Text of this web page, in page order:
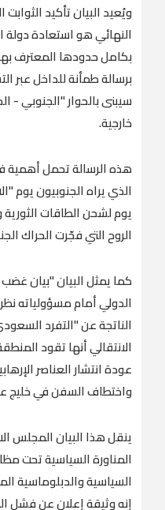
ويُعيد البيان تأكيد
النهائي هو استعادة دولة
برسالة طمأنة للداخل عبر
سيبنى بالحوار "الجنوبي -
خارجية.
الذي يراه الجنوبيون يوم
يوم لشحن الطاقات الثورية
الروح التي فجّرت الحراك
كما يمثل البيان "بيان
الدولي أمام مسؤولياته
الناتجة عن "التفرد
الانتقالي أنها تقود
عودة انتشار العناصر
واختطاف السفن في خليج
ينقل هذا البيان المجلس
المناورة السياسية تحت
السياسية والدبلوماسية
إنه وثيقة إعلان عن فشل